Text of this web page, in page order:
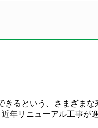
るという、さまざま
年リニューアル工事が